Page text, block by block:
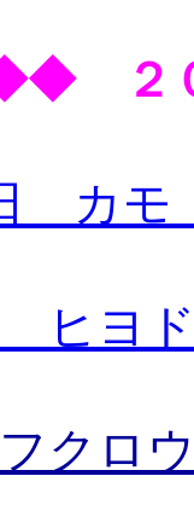
２
カモ
ヒヨ
クロ